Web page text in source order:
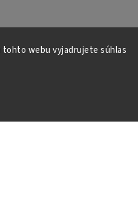
tohto webu vyjadrujete súhlas